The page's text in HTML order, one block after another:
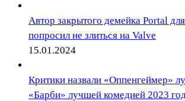
Автор закрытого демейка Portal
попросил не злиться на Valve
15.01.2024
Критики назвали «Оппенгеймер»
«Барби» лучшей комедией 2023